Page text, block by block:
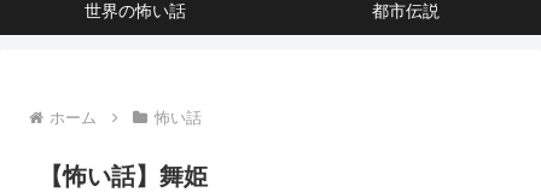
世界の怖い話 都市伝説
ホーム 怖い話
【怖い話】舞姫